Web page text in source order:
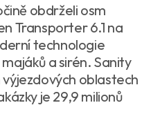
obdrželi osm
Transporter 6.1 na
technologie
a sirén. Sanity
oblastech
je 29,9 milionů